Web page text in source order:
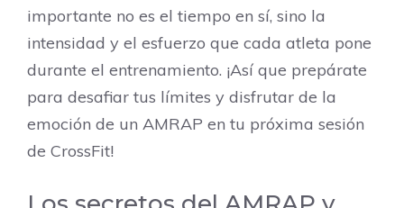
importante no es el tiempo en sí, sino la
intensidad y el esfuerzo que cada atleta pone
durante el entrenamiento. ¡Así que prepárate
para desafiar tus límites y disfrutar de la
emoción de un AMRAP en tu próxima sesión
de CrossFit!